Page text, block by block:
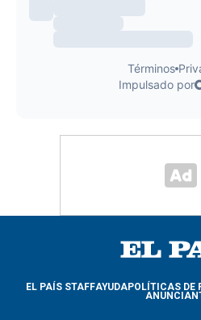
EL PAÍS STAFFAYUDAPOLÍTICAS DE